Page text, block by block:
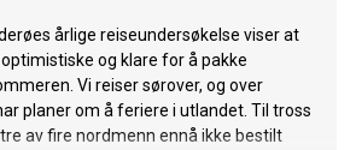
årlige reiseundersøkelse viser at
og klare for å pakke
Vi reiser sørover, og over
planer om å feriere i utlandet. Til tross
av fire nordmenn ennå ikke bestilt